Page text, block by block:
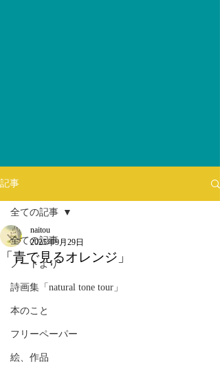
記事
全ての記事
ノートより
詩画集「natural tone tour」
本のこと
フリーペーパー
絵、作品
全ての記事
「青で見るオレンジ」
naitou
2025年9月29日